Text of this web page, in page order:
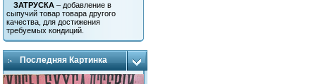
ЗАТРУСКА – добавление в
сыпучий товар товара другого
качества, для достижения
требуемых кондиций.
Последняя Картинка